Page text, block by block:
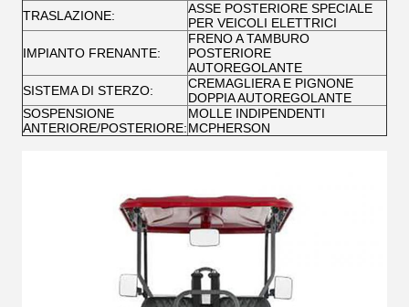
TRASLAZIONE:
ASSE POSTERIORE SPECIALE
PER VEICOLI ELETTRICI
IMPIANTO FRENANTE:
FRENO A TAMBURO
POSTERIORE
AUTOREGOLANTE
SISTEMA DI STERZO:
CREMAGLIERA E PIGNONE
DOPPIA AUTOREGOLANTE
SOSPENSIONE
ANTERIORE/POSTERIORE:
MOLLE INDIPENDENTI
MCPHERSON